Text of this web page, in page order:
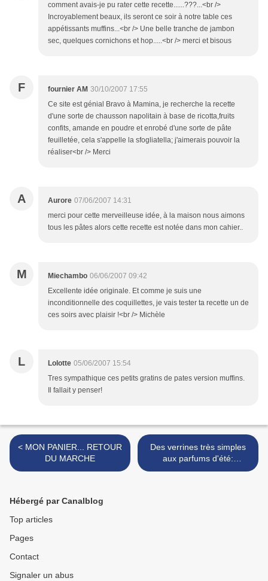
comment avais-je pu rater cette recette......???...<br />
Incroyablement beaux, ils seront ce soir à notre table ces
appétissants muffins...<br /> Une belle tranche de jambon
sec, quelques cornichons et hop.....<br /> merci et bisous
F fournier AM 30/10/2007 17:55
Ce site est génial Bravo à Mamina, je recherche la recette
d'une sorte de chausson napolitain à base de ricotta,fruits
confits, amande en poudre et enrobé d'une sorte de pâte
feuilletée, cela s'appelle la sfogliatella; j'aimerais pouvoir la
réaliser<br /> Merci
A Aurore 07/06/2007 14:31
merci pour cette merveilleuse idée, à la maison nous aimons
tous les pâtes alors cette recette est notée dans mon cahier..
M Miechambo 06/06/2007 09:42
Excellente idée originale. Et comme je suis une
inconditionnelle des coquillettes, je vais tester ta recette un de
ces soirs avec plaisir !<br /> Michèle
L Lolotte 05/06/2007 15:54
Tres sympathique ces petits gratins de pates version muffins.
Il fallait y penser!
< MON PANIER... RETOUR
DU MARCHE
Des verrines très simples
aux parfums d'été:
courgettes et poivrons >
Hébergé par Canalblog
Top articles
Pages
Contact
Signaler un abus